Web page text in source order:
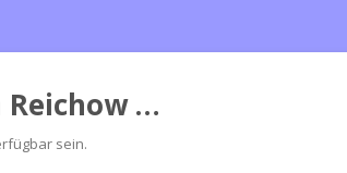
Reichow …
sein.